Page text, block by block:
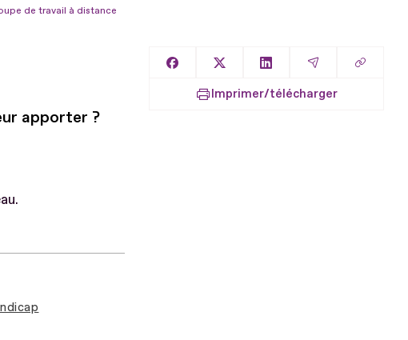
de travail à distance
apporter ?
Partager sur Facebook
Partager sur XPartager sur LinkedIn
Partager par
Copier
Imprimer/télécharger